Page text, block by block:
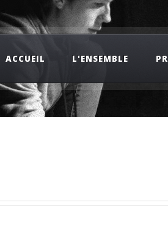
ACCUEIL L'ENSEMBLE